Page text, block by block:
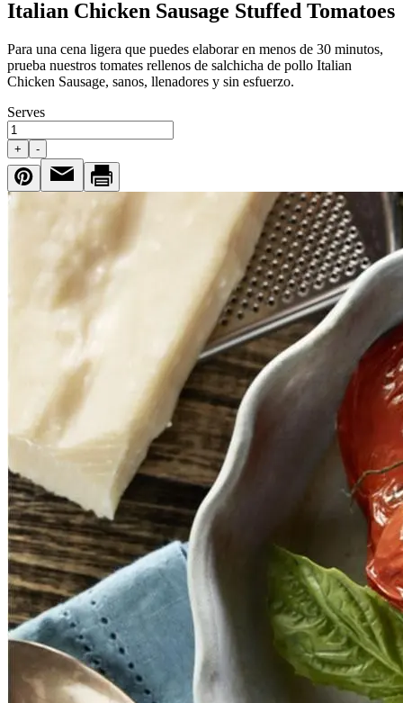
Italian Chicken Sausage Stuffed Tomatoes
Para una cena ligera que puedes elaborar en menos de 30 minutos,
prueba nuestros tomates rellenos de salchicha de pollo Italian
Chicken Sausage, sanos, llenadores y sin esfuerzo.
Serves
+ -